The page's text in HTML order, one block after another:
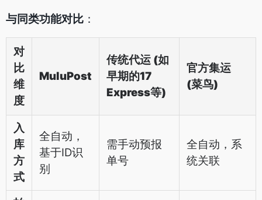
与同类功能对比 ：
对
比
维
度
MuluPost
传统代运 (如
早期的17
Express等)
官方集运
(菜鸟)
入
库
方
式
全自动，
基于ID识
别
需手动预报
单号
全自动，系
统关联